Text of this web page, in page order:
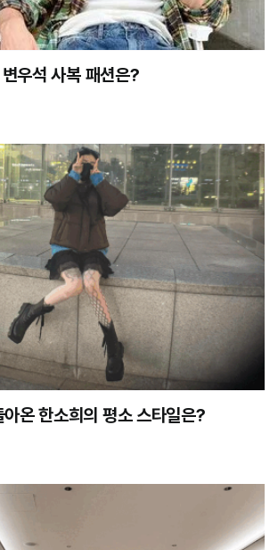
변우석 사복 패션은?
온 한소희의 평소 스타일은?